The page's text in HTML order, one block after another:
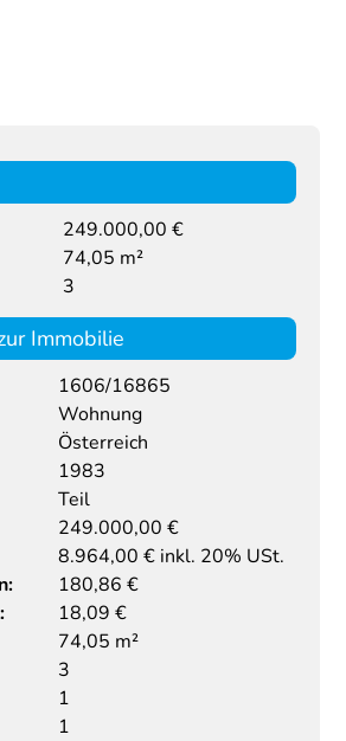
249.000,00 €
74,05 m²
3
Immobilie
1606/16865
Wohnung
Österreich
1983
Teil
249.000,00 €
8.964,00 € inkl. 20% USt.
180,86 €
18,09 €
74,05 m²
3
1
1